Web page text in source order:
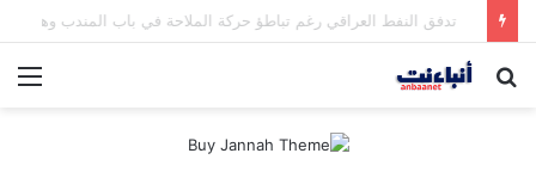
مقتل شخصين وإصابة 5 في إطلاق نار بمهرجان بمدينة سياتل الأميركية
بحث